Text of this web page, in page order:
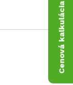
Cenová kalkulácia